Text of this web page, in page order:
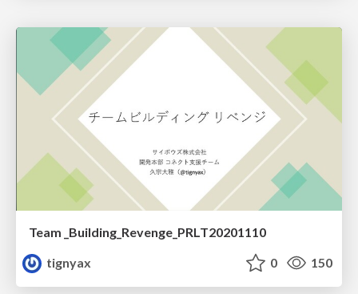
Team _Building_Revenge_PRLT20201110
tignyax
0 150